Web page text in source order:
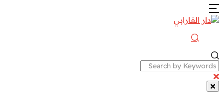
Search